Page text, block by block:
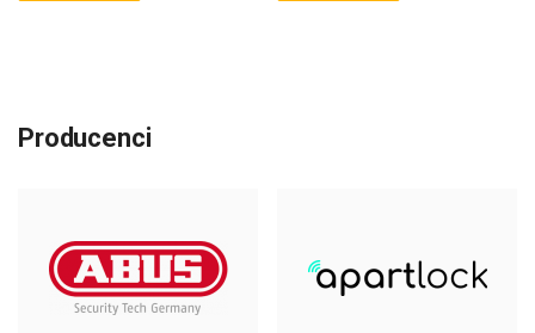
Producenci